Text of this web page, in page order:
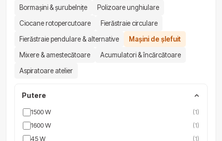
Bormașini & șurubelnițe
Polizoare unghiulare
Ciocane rotopercutoare
Fierăstraie circulare
Fierăstraie pendulare & alternative
Mașini de șlefuit
Mixere & amestecătoare
Acumulatori & încărcătoare
Aspiratoare atelier
Putere
1500 W (1)
1600 W (1)
45 W (1)